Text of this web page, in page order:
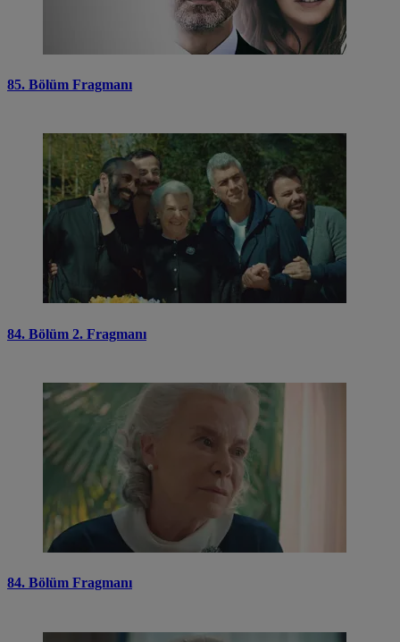
85. Bölüm Fragmanı
84. Bölüm 2. Fragmanı
84. Bölüm Fragmanı